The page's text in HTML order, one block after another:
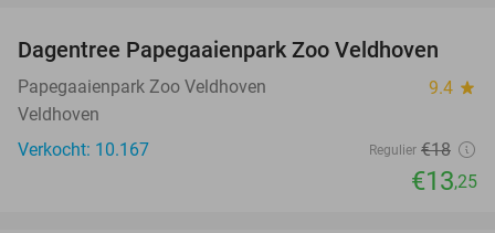
26%
Dagentree Papegaaienpark Zoo Veldhoven
Papegaaienpark Zoo Veldhoven 9.4 star
Veldhoven
Verkocht: 10.167
Regulier €18
€13,25